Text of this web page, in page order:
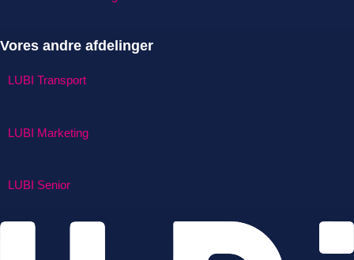
Vores andre afdelinger
LUBI Transport
LUBI Marketing
LUBI Senior